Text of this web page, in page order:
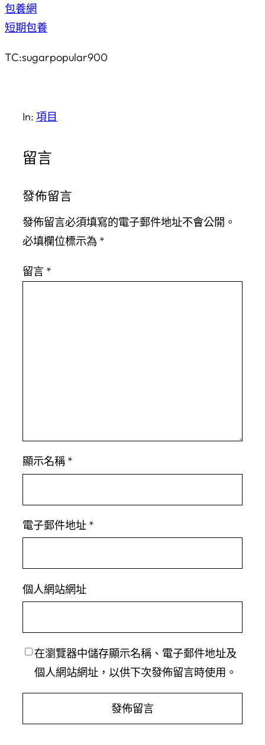
包養網
短期包養
TC:sugarpopular900
In: 項目
留言
發佈留言
發佈留言必須填寫的電子郵件地址不會公開。
必填欄位標示為 *
留言 *
顯示名稱 *
電子郵件地址 *
個人網站網址
在瀏覽器中儲存顯示名稱、電子郵件地址及
個人網站網址，以供下次發佈留言時使用。